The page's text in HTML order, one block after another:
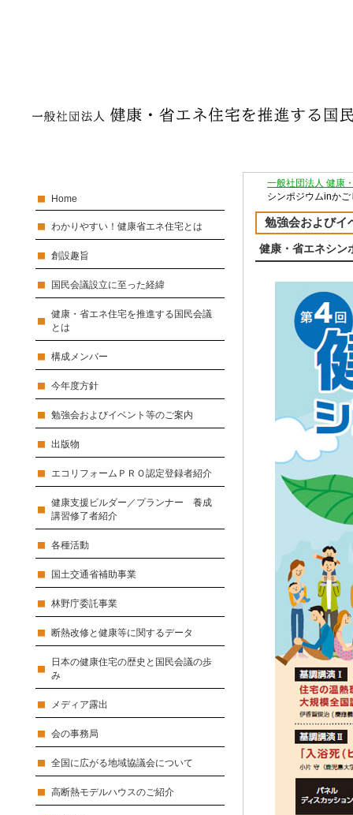
Home
わかりやすい！健康省エネ住宅とは
創設趣旨
国民会議設立に至った経緯
健康・省エネ住宅を推進する国民会議
とは
構成メンバー
今年度方針
勉強会およびイベント等のご案内
出版物
エコリフォームＰＲＯ認定登録者紹介
健康支援ビルダー／プランナー 養成
講習修了者紹介
各種活動
国土交通省補助事業
林野庁委託事業
断熱改修と健康等に関するデータ
日本の健康住宅の歴史と国民会議の歩
み
メディア露出
会の事務局
全国に広がる地域協議会について
高断熱モデルハウスのご紹介
一般社団法人 健康
シンポジウムinか
勉強会およびイ
健康・省エネシン